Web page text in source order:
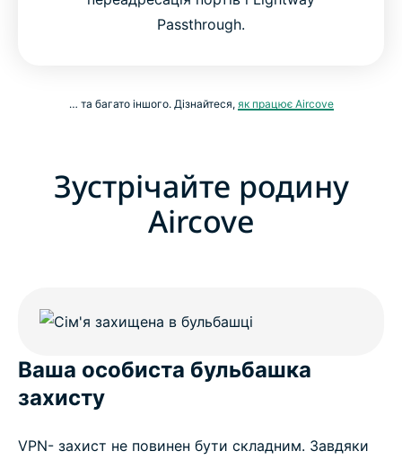
Passthrough.
… та багато іншого. Дізнайтеся, як працює Aircove
Зустрічайте родину
Aircove
Ваша особиста бульбашка
захисту
VPN- захист не повинен бути складним. Завдяки